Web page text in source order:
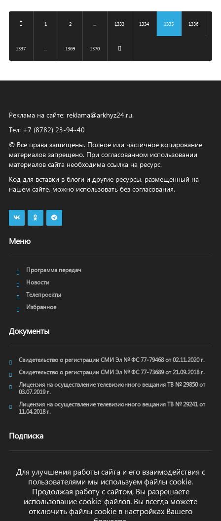
1 2 1333 1334 1335 1336
1337 1369 1370
Реклама на сайте: reklama@arkhyz24.ru.
Тел: +7 (8782) 23‑94‑40
© Все права защищены. Полное или частичное копирование
материалов запрещено. При согласованном использовании
материалов сайта необходима ссылка на ресурс.
Код для вставки в блоги и другие ресурсы, размещенный на
нашем сайте, можно использовать без согласования.
Меню
Программа передач
Новости
Телепроекты
Избранное
Документы
Свидетельство о регистрации СМИ Эл № ФС 77-79468 от 02.11.2020 г.
Свидетельство о регистрации СМИ Эл № ФС 77-73689 от 21.09.2018 г.
Лицензия на осуществление телевизионного вещания ТВ № 29850 от
03.07.2019 г.
Лицензия на осуществление телевизионного вещания ТВ № 29241 от
11.04.2018 г.
Подписка
ОТПРАВИТЬ
Для улучшения работы сайта и его взаимодействия с
пользователями мы используем файлы cookie.
Продолжая работу с сайтом, Вы разрешаете
использование cookie-файлов. Вы всегда можете
отключить файлы cookie в настройках Вашего